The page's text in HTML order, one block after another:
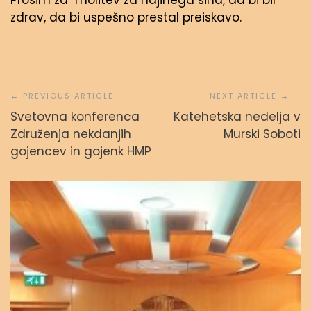
zdrav, da bi uspešno prestal preiskavo.
prispevka
Svetovna konferenca
Združenja nekdanjih
gojencev in gojenk HMP
Katehetska nedelja v
Murski Soboti